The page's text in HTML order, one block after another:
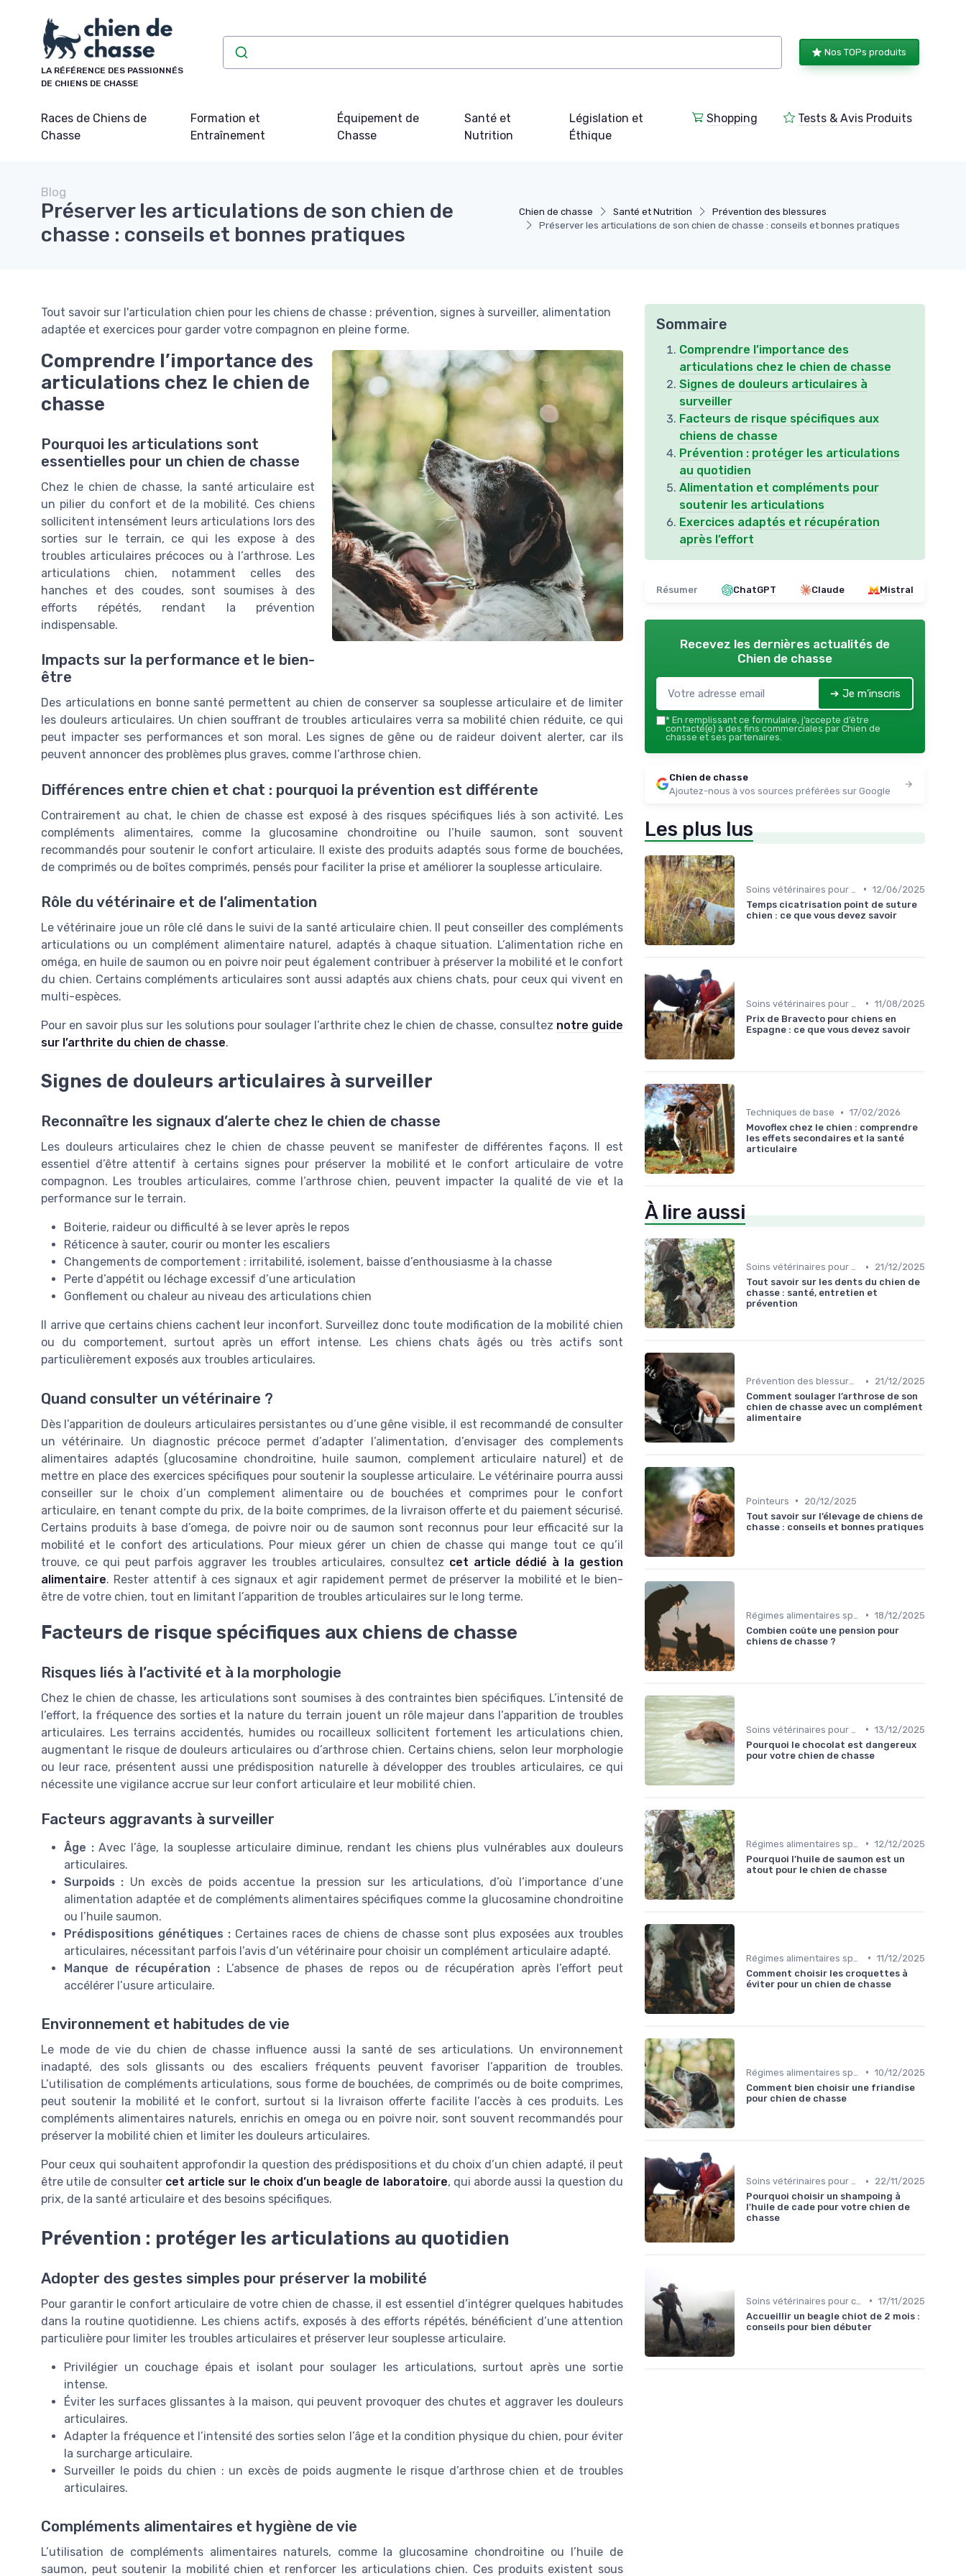
LA RÉFÉRENCE DES PASSIONNÉS
DE CHIENS DE CHASSE
Nos TOPs produits
Races de Chiens de
Chasse
Formation et
Entraînement
Équipement de
Chasse
Santé et
Nutrition
Législation et
Éthique
Shopping Tests & Avis Produits
Chien de chasse Santé et Nutrition
Prévention des blessures
Préserver les articulations de son chien de chasse : conseils et bonnes pratiques
Blog
Préserver les articulations de son chien de
chasse : conseils et bonnes pratiques
Tout savoir sur l'articulation chien pour les chiens de chasse : prévention, signes à surveiller, alimentation
adaptée et exercices pour garder votre compagnon en pleine forme.
Comprendre l’importance des
articulations chez le chien de
chasse
Pourquoi les articulations sont
essentielles pour un chien de chasse
Chez le chien de chasse, la santé articulaire est
un pilier du confort et de la mobilité. Ces chiens
sollicitent intensément leurs articulations lors des
sorties sur le terrain, ce qui les expose à des
troubles articulaires précoces ou à l’arthrose. Les
articulations chien, notamment celles des
hanches et des coudes, sont soumises à des
efforts répétés, rendant la prévention
indispensable.
Impacts sur la performance et le bien-
être
Des articulations en bonne santé permettent au chien de conserver sa souplesse articulaire et de limiter
les douleurs articulaires. Un chien souffrant de troubles articulaires verra sa mobilité chien réduite, ce qui
peut impacter ses performances et son moral. Les signes de gêne ou de raideur doivent alerter, car ils
peuvent annoncer des problèmes plus graves, comme l’arthrose chien.
Différences entre chien et chat : pourquoi la prévention est différente
Contrairement au chat, le chien de chasse est exposé à des risques spécifiques liés à son activité. Les
compléments alimentaires, comme la glucosamine chondroitine ou l’huile saumon, sont souvent
recommandés pour soutenir le confort articulaire. Il existe des produits adaptés sous forme de bouchées,
de comprimés ou de boîtes comprimés, pensés pour faciliter la prise et améliorer la souplesse articulaire.
Rôle du vétérinaire et de l’alimentation
Le vétérinaire joue un rôle clé dans le suivi de la santé articulaire chien. Il peut conseiller des compléments
articulations ou un complément alimentaire naturel, adaptés à chaque situation. L’alimentation riche en
oméga, en huile de saumon ou en poivre noir peut également contribuer à préserver la mobilité et le confort
du chien. Certains compléments articulaires sont aussi adaptés aux chiens chats, pour ceux qui vivent en
multi-espèces.
Pour en savoir plus sur les solutions pour soulager l’arthrite chez le chien de chasse, consultez notre guide
sur l’arthrite du chien de chasse.
Signes de douleurs articulaires à surveiller
Reconnaître les signaux d’alerte chez le chien de chasse
Les douleurs articulaires chez le chien de chasse peuvent se manifester de différentes façons. Il est
essentiel d’être attentif à certains signes pour préserver la mobilité et le confort articulaire de votre
compagnon. Les troubles articulaires, comme l’arthrose chien, peuvent impacter la qualité de vie et la
performance sur le terrain.
Boiterie, raideur ou difficulté à se lever après le repos
Réticence à sauter, courir ou monter les escaliers
Changements de comportement : irritabilité, isolement, baisse d’enthousiasme à la chasse
Perte d’appétit ou léchage excessif d’une articulation
Gonflement ou chaleur au niveau des articulations chien
Il arrive que certains chiens cachent leur inconfort. Surveillez donc toute modification de la mobilité chien
ou du comportement, surtout après un effort intense. Les chiens chats âgés ou très actifs sont
particulièrement exposés aux troubles articulaires.
Quand consulter un vétérinaire ?
Dès l’apparition de douleurs articulaires persistantes ou d’une gêne visible, il est recommandé de consulter
un vétérinaire. Un diagnostic précoce permet d’adapter l’alimentation, d’envisager des complements
alimentaires adaptés (glucosamine chondroitine, huile saumon, complement articulaire naturel) et de
mettre en place des exercices spécifiques pour soutenir la souplesse articulaire. Le vétérinaire pourra aussi
conseiller sur le choix d’un complement alimentaire ou de bouchées et comprimes pour le confort
articulaire, en tenant compte du prix, de la boite comprimes, de la livraison offerte et du paiement sécurisé.
Certains produits à base d’omega, de poivre noir ou de saumon sont reconnus pour leur efficacité sur la
mobilité et le confort des articulations. Pour mieux gérer un chien de chasse qui mange tout ce qu’il
trouve, ce qui peut parfois aggraver les troubles articulaires, consultez cet article dédié à la gestion
alimentaire. Rester attentif à ces signaux et agir rapidement permet de préserver la mobilité et le bien-
être de votre chien, tout en limitant l’apparition de troubles articulaires sur le long terme.
Facteurs de risque spécifiques aux chiens de chasse
Risques liés à l’activité et à la morphologie
Chez le chien de chasse, les articulations sont soumises à des contraintes bien spécifiques. L’intensité de
l’effort, la fréquence des sorties et la nature du terrain jouent un rôle majeur dans l’apparition de troubles
articulaires. Les terrains accidentés, humides ou rocailleux sollicitent fortement les articulations chien,
augmentant le risque de douleurs articulaires ou d’arthrose chien. Certains chiens, selon leur morphologie
ou leur race, présentent aussi une prédisposition naturelle à développer des troubles articulaires, ce qui
nécessite une vigilance accrue sur leur confort articulaire et leur mobilité chien.
Facteurs aggravants à surveiller
Âge :Avec l’âge, la souplesse articulaire diminue, rendant les chiens plus vulnérables aux douleurs
articulaires.
Surpoids : Un excès de poids accentue la pression sur les articulations, d’où l’importance d’une
alimentation adaptée et de compléments alimentaires spécifiques comme la glucosamine chondroitine
ou l’huile saumon.
Prédispositions génétiques : Certaines races de chiens de chasse sont plus exposées aux troubles
articulaires, nécessitant parfois l’avis d’un vétérinaire pour choisir un complément articulaire adapté.
Manque de récupération : L’absence de phases de repos ou de récupération après l’effort peut
accélérer l’usure articulaire.
Environnement et habitudes de vie
Le mode de vie du chien de chasse influence aussi la santé de ses articulations. Un environnement
inadapté, des sols glissants ou des escaliers fréquents peuvent favoriser l’apparition de troubles.
L’utilisation de compléments articulations, sous forme de bouchées, de comprimés ou de boite comprimes,
peut soutenir la mobilité et le confort, surtout si la livraison offerte facilite l’accès à ces produits. Les
compléments alimentaires naturels, enrichis en omega ou en poivre noir, sont souvent recommandés pour
préserver la mobilité chien et limiter les douleurs articulaires.
Pour ceux qui souhaitent approfondir la question des prédispositions et du choix d’un chien adapté, il peut
être utile de consulter cet article sur le choix d’un beagle de laboratoire, qui aborde aussi la question du
prix, de la santé articulaire et des besoins spécifiques.
Prévention : protéger les articulations au quotidien
Adopter des gestes simples pour préserver la mobilité
Pour garantir le confort articulaire de votre chien de chasse, il est essentiel d’intégrer quelques habitudes
dans la routine quotidienne. Les chiens actifs, exposés à des efforts répétés, bénéficient d’une attention
particulière pour limiter les troubles articulaires et préserver leur souplesse articulaire.
Privilégier un couchage épais et isolant pour soulager les articulations, surtout après une sortie
intense.
Éviter les surfaces glissantes à la maison, qui peuvent provoquer des chutes et aggraver les douleurs
articulaires.
Adapter la fréquence et l’intensité des sorties selon l’âge et la condition physique du chien, pour éviter
la surcharge articulaire.
Surveiller le poids du chien : un excès de poids augmente le risque d’arthrose chien et de troubles
articulaires.
Compléments alimentaires et hygiène de vie
L’utilisation de compléments alimentaires naturels, comme la glucosamine chondroitine ou l’huile de
saumon, peut soutenir la mobilité chien et renforcer les articulations chien. Ces produits existent sous
Sommaire
Comprendre l’importance des
articulations chez le chien de chasse
Signes de douleurs articulaires à
surveiller
Facteurs de risque spécifiques aux
chiens de chasse
Prévention : protéger les articulations
au quotidien
Alimentation et compléments pour
soutenir les articulations
Exercices adaptés et récupération
après l’effort
Résumer ChatGPT Claude Mistral
Recevez les dernières actualités de
Chien de chasse
➔ Je m'inscris
* En remplissant ce formulaire, j’accepte d’être
contacté(e) à des fins commerciales par Chien de
chasse et ses partenaires.
Chien de chasse
Ajoutez-nous à vos sources préférées sur Google
Les plus lus
• 12/06/2025
Temps cicatrisation point de suture
chien : ce que vous devez savoir
• 11/08/2025
Prix de Bravecto pour chiens en
Espagne : ce que vous devez savoir
Techniques de base • 17/02/2026
Movoflex chez le chien : comprendre
les effets secondaires et la santé
articulaire
À lire aussi
Soins vétérinaires pour chiens de chasse •
21/12/2025
Tout savoir sur les dents du chien de
chasse : santé, entretien et
prévention
Prévention des blessures •
21/12/2025
Comment soulager l’arthrose de son
chien de chasse avec un complément
alimentaire
Pointeurs •
20/12/2025
Tout savoir sur l’élevage de chiens de
chasse : conseils et bonnes pratiques
• 18/12/2025
Combien coûte une pension pour
chiens de chasse ?
• 13/12/2025
Pourquoi le chocolat est dangereux
pour votre chien de chasse
• 12/12/2025
Pourquoi l’huile de saumon est un
atout pour le chien de chasse
• 11/12/2025
Comment choisir les croquettes à
éviter pour un chien de chasse
• 10/12/2025
Comment bien choisir une friandise
pour chien de chasse
Soins vétérinaires pour chiens de chasse •
22/11/2025
Pourquoi choisir un shampoing à
l'huile de cade pour votre chien de
chasse
• 17/11/2025
Accueillir un beagle chiot de 2 mois :
conseils pour bien débuter